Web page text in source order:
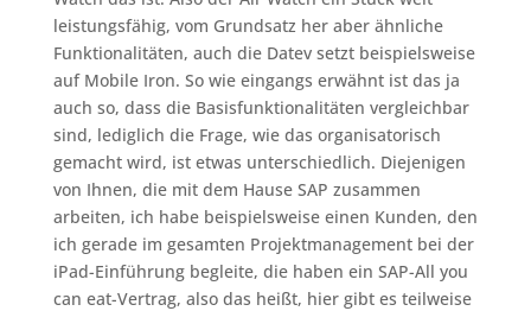
leistungsfähig, vom Grundsatz her aber ähnliche
Funktionalitäten, auch die Datev setzt beispielsweise
auf Mobile Iron. So wie eingangs erwähnt ist das ja
auch so, dass die Basisfunktionalitäten vergleichbar
sind, lediglich die Frage, wie das organisatorisch
gemacht wird, ist etwas unterschiedlich. Diejenigen
von Ihnen, die mit dem Hause SAP zusammen
arbeiten, ich habe beispielsweise einen Kunden, den
ich gerade im gesamten Projektmanagement bei der
iPad-Einführung begleite, die haben ein SAP-All you
can eat-Vertrag, also das heißt, hier gibt es teilweise